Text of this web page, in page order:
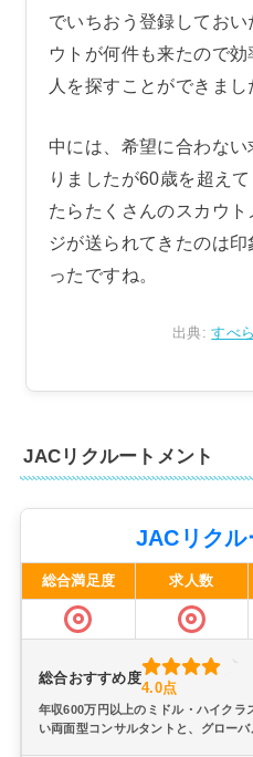
でいちおう登録しておい
ウトが何件も来たので
人を探すことができまし
中には、希望に合わない
りましたが60歳を超え
たらたくさんのスカウト
ジが送られてきたのは
ったですね。
出典:すべ
JACリクルートメント
JACリクル
総合満足度 求人数
総合おすすめ度
4.0点
年収600万円以上のミドル・ハイクラ
い両面型コンサルタントと、グロー